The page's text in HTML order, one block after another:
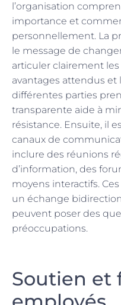
l’organisation
importance et
personnellement. La
le message de
articuler clairement
avantages attendus et
différentes parties
transparente aide à
résistance. Ensuite, il
canaux de
inclure des réunions
d’information, des
moyens interactifs.
un échange
peuvent poser des
préoccupations.
Soutien et